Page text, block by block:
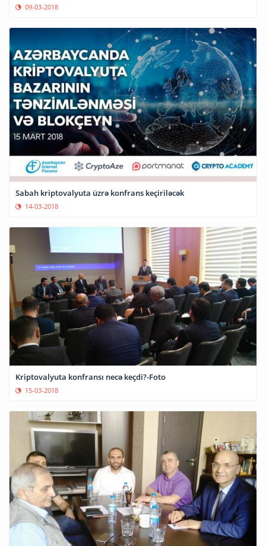
09-03-2018
Sabah kriptovalyuta üzrə konfrans keçiriləcək
14-03-2018
Kriptovalyuta konfransı necə keçdi?-Foto
15-03-2018